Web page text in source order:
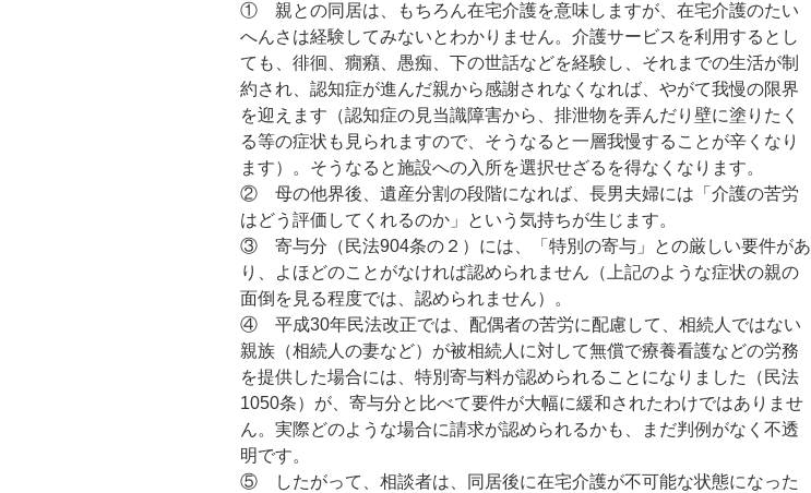
① 親との同居は、もちろん在宅介護を意味しますが、在宅介護のたい
へんさは経験してみないとわかりません。介護サービスを利用するとし
ても、徘徊、癇癪、愚痴、下の世話などを経験し、それまでの生活が制
約され、認知症が進んだ親から感謝されなくなれば、やがて我慢の限界
を迎えます（認知症の見当識障害から、排泄物を弄んだり壁に塗りたく
る等の症状も見られますので、そうなると一層我慢することが辛くなり
ます）。そうなると施設への入所を選択せざるを得なくなります。
② 母の他界後、遺産分割の段階になれば、長男夫婦には「介護の苦労
はどう評価してくれるのか」という気持ちが生じます。
③ 寄与分（民法904条の２）には、「特別の寄与」との厳しい要件があ
り、よほどのことがなければ認められません（上記のような症状の親の
面倒を見る程度では、認められません）。
④ 平成30年民法改正では、配偶者の苦労に配慮して、相続人ではない
親族（相続人の妻など）が被相続人に対して無償で療養看護などの労務
を提供した場合には、特別寄与料が認められることになりました（民法
1050条）が、寄与分と比べて要件が大幅に緩和されたわけではありませ
ん。実際どのような場合に請求が認められるかも、まだ判例がなく不透
明です。
⑤ したがって、相談者は、同居後に在宅介護が不可能な状態になった